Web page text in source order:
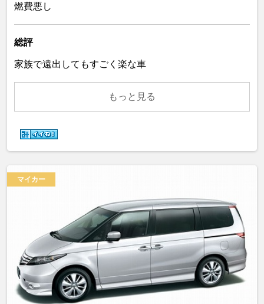
燃費悪し
総評
家族で遠出してもすごく楽な車
もっと見る
マイカー